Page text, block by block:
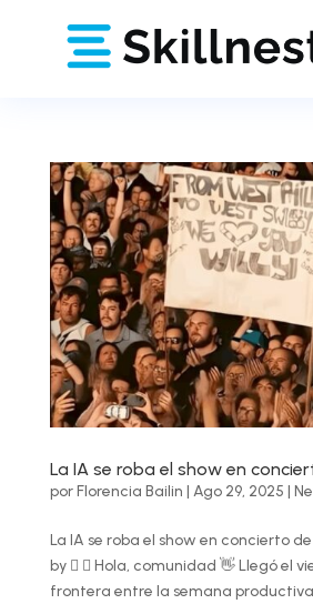
La IA se roba el show en
porFlorencia Bailin | Ago 29, 2025 |
La IA se roba el show en concierto
by   Hola, comunidad 👋 Llegó el
frontera entre la semana